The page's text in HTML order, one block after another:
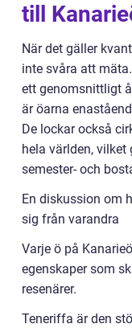
till
När det gäller
inte svåra att
ett genomsnittligt
är öarna
De lockar också
hela världen,
semester- och
En diskussion om
sig från varandra
Varje ö på
egenskaper som
resenärer.
Teneriffa är den